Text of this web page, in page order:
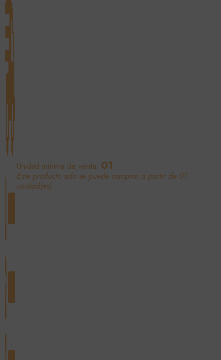
Unidad mínima de venta: 01
Este producto solo se puede comprar a partir de 01
unidad(es)